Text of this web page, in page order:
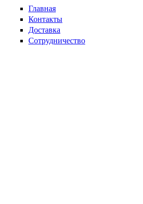
Главная
Контакты
Доставка
Сотрудничество